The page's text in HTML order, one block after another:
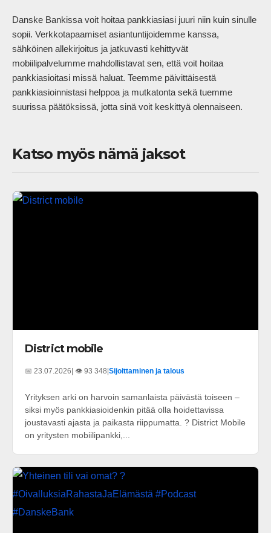
Danske Bankissa voit hoitaa pankkiasiasi juuri niin kuin sinulle
sopii. Verkkotapaamiset asiantuntijoidemme kanssa,
sähköinen allekirjoitus ja jatkuvasti kehittyvät
mobiilipalvelumme mahdollistavat sen, että voit hoitaa
pankkiasioitasi missä haluat. Teemme päivittäisestä
pankkiasioinnistasi helppoa ja mutkatonta sekä tuemme
Katso myös nämä jaksot
District mobile
📅 23.07.2026| 👁️ 93 348|Sijoittaminen ja talous
Yrityksen arki on harvoin samanlaista päivästä toiseen –
siksi myös pankkiasioidenkin pitää olla hoidettavissa
joustavasti ajasta ja paikasta riippumatta. ? District Mobile
on yritysten mobiilipankki,...